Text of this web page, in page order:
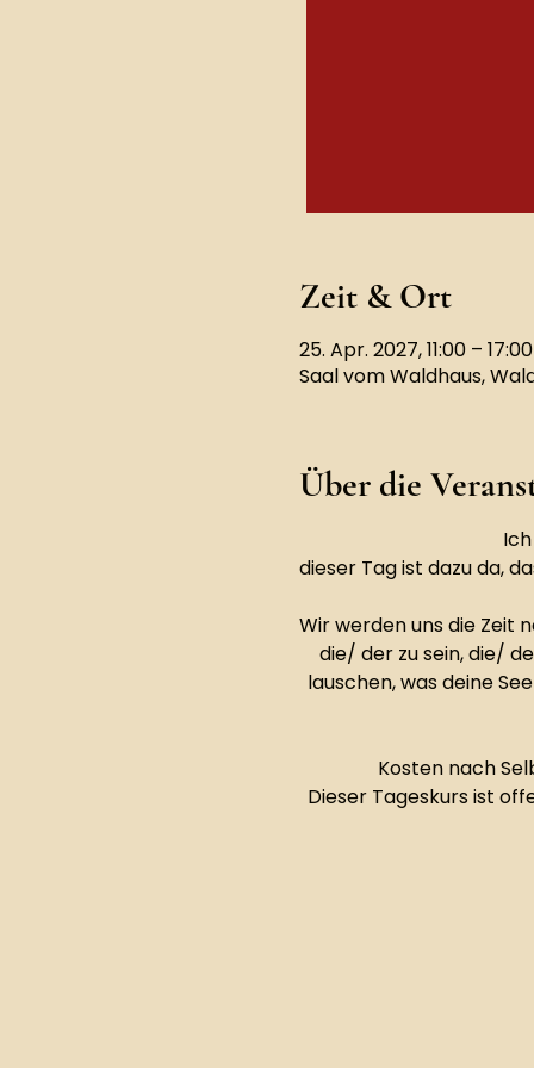
Zeit & Ort
25. Apr. 2027, 11:00 – 17:00
Saal vom Waldhaus,
Über die
dieser Tag ist dazu da,
Wir werden uns die Zeit
die/ der zu sein, die/
lauschen, was deine
Kosten nach
Dieser Tageskurs ist